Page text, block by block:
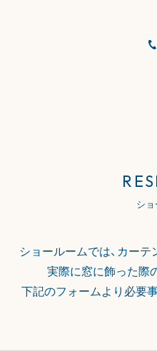
シ
ショールームでは、カーテ
実際に窓に飾った際
下記のフォームより必要